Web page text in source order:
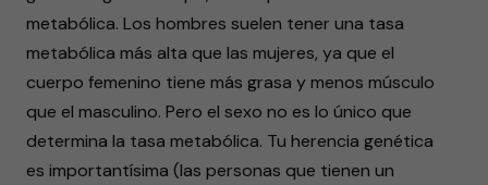
metabólica. Los hombres suelen tener una tasa
metabólica más alta que las mujeres, ya que el
cuerpo femenino tiene más grasa y menos músculo
que el masculino. Pero el sexo no es lo único que
determina la tasa metabólica. Tu herencia genética
es importantísima (las personas que tienen un